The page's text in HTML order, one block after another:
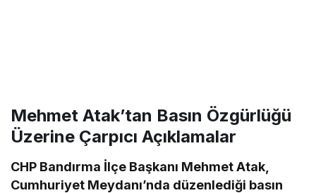
Mehmet Atak’tan Basın Özgürlüğü
Üzerine Çarpıcı Açıklamalar
CHP Bandırma İlçe Başkanı Mehmet Atak,
Cumhuriyet Meydanı’nda düzenlediği basın